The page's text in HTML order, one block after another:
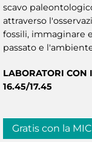
scavo
attraverso
fossili, immaginare
passato e
LABORATORI CON
16.45/17.45
Gratis con la